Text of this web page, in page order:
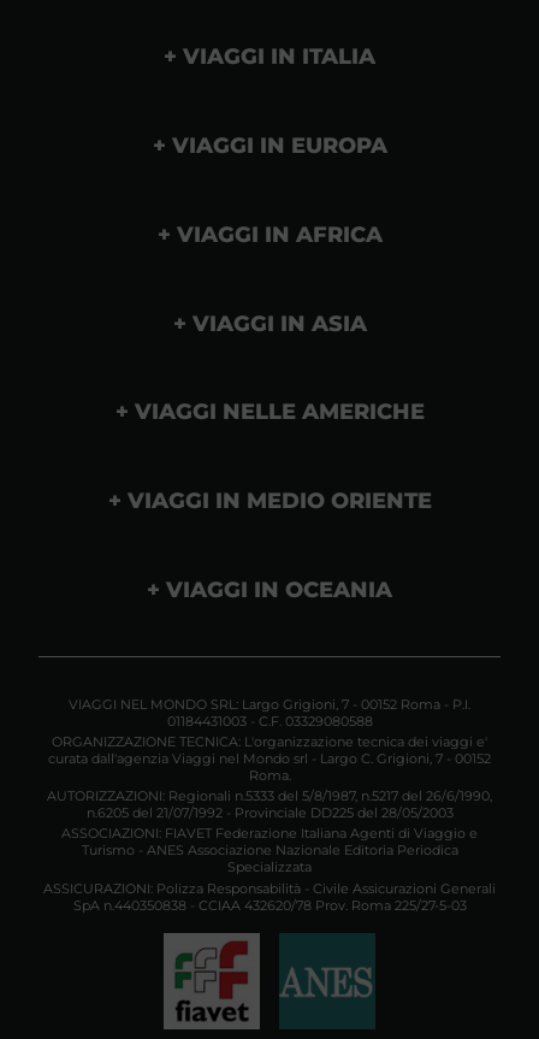
VIAGGI IN ITALIA
VIAGGI IN EUROPA
VIAGGI IN AFRICA
VIAGGI IN ASIA
VIAGGI NELLE AMERICHE
VIAGGI IN MEDIO ORIENTE
VIAGGI IN OCEANIA
VIAGGI NEL MONDO SRL: Largo Grigioni, 7 - 00152 Roma - P.I.
01184431003 - C.F. 03329080588
ORGANIZZAZIONE TECNICA: L'organizzazione tecnica dei viaggi e'
curata dall'agenzia Viaggi nel Mondo srl - Largo C. Grigioni, 7 - 00152
Roma.
AUTORIZZAZIONI: Regionali n.5333 del 5/8/1987, n.5217 del 26/6/1990,
n.6205 del 21/07/1992 - Provinciale DD225 del 28/05/2003
ASSOCIAZIONI: FIAVET Federazione Italiana Agenti di Viaggio e
Turismo - ANES Associazione Nazionale Editoria Periodica
Specializzata
ASSICURAZIONI: Polizza Responsabilità - Civile Assicurazioni Generali
SpA n.440350838 - CCIAA 432620/78 Prov. Roma 225/27-5-03